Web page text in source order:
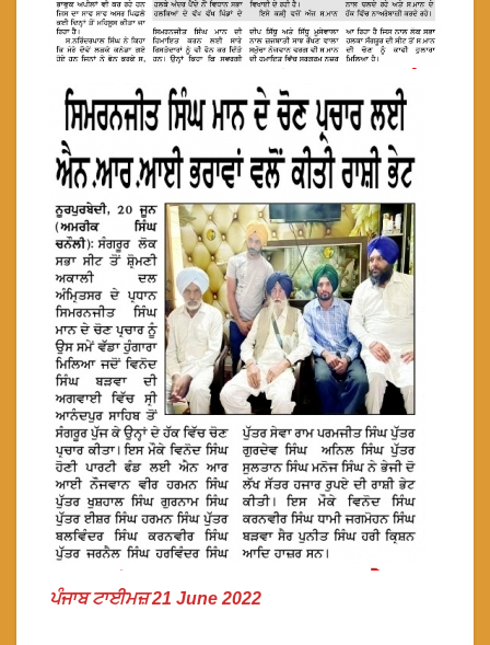
ਪੰਜਾਬ ਟਾਈਮਜ਼ 21 June 2022